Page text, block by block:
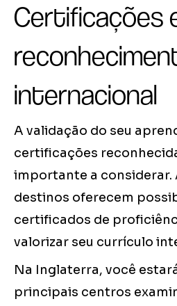
Certificações
internacional
A validação do seu
certificações
importante a considerar.
destinos oferecem
certificados de
valorizar seu currículo
Na Inglaterra, você
principais centros